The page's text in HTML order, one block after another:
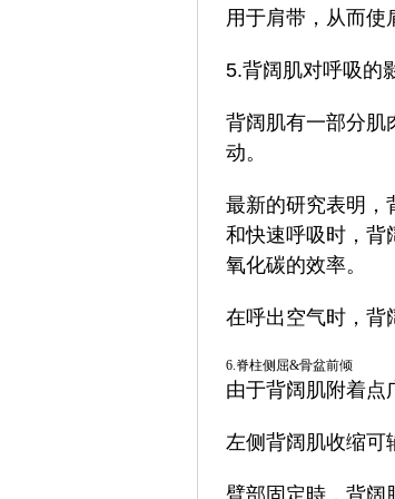
用于肩带，从而使
5.背阔肌对呼吸的
背阔肌有一部分肌
动。
最新的研究表明，
和快速呼吸时，背
氧化碳的效率。
在呼出空气时，背
6.脊柱侧屈&骨盆前倾
由于背阔肌附着点
左侧背阔肌收缩可
臂部固定時，背阔